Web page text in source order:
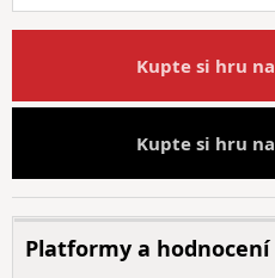
Kupte si hru na
Kupte si hru na
Platformy a hodnocení